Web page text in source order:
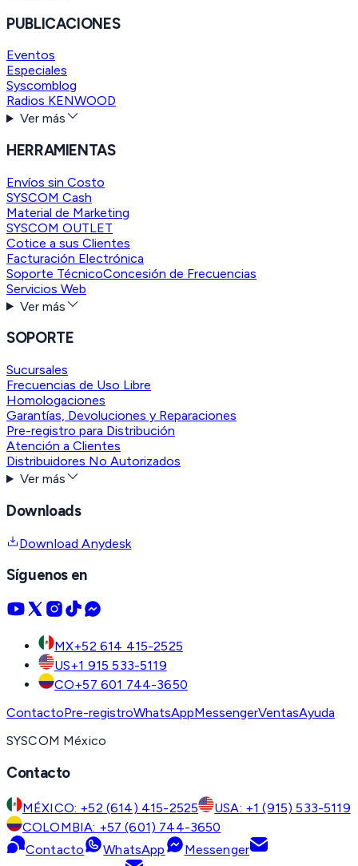
PUBLICACIONES
Eventos
Especiales
Syscomblog
Radios KENWOOD
Ver más
HERRAMIENTAS
Envíos sin Costo
SYSCOM Cash
Material de Marketing
SYSCOM OUTLET
Cotice a sus Clientes
Facturación Electrónica
Soporte TécnicoConcesión de Frecuencias
Servicios Web
Ver más
SOPORTE
Sucursales
Frecuencias de Uso Libre
Homologaciones
Garantías, Devoluciones y Reparaciones
Pre-registro para Distribución
Atención a Clientes
Distribuidores No Autorizados
Ver más
Downloads
Download Anydesk
Síguenos en
MX+52 614 415-2525
US+1 915 533-5119
CO+57 601 744-3650
ContactoPre-registroWhatsAppMessengerVentasAyuda
SYSCOM México
Contacto
MÉXICO: +52 (614) 415-2525
USA: +1 (915) 533-5119
COLOMBIA: +57 (601) 744-3650
Contacto
WhatsApp
Messenger